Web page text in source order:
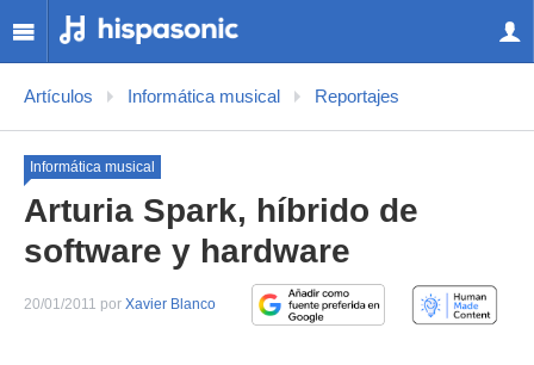
Artículos Informática musical Reportajes
Informática musical
Arturia Spark, híbrido de
software y hardware
20/01/2011 por Xavier Blanco